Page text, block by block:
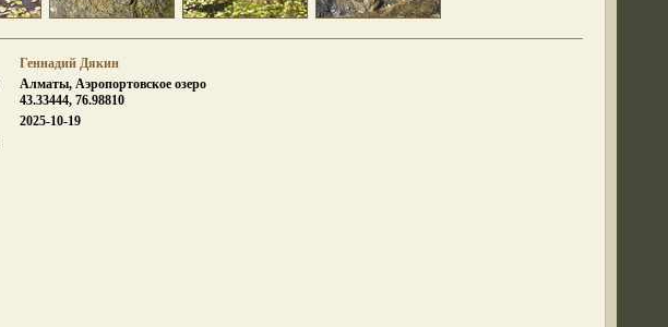
Геннадий Дякин
Алматы, Аэропортовское озеро
43.33444, 76.98810
2025-10-19